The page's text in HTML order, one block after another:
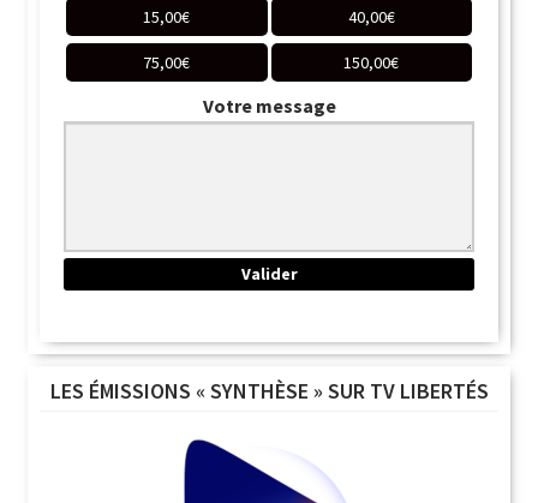
15,00€ 40,00€
75,00€ 150,00€
Votre message
LES ÉMISSIONS « SYNTHÈSE » SUR TV LIBERTÉS